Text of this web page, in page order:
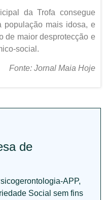
da Trofa consegue
população mais idosa, e
de maior desprotecção e
social.
Fonte: Jornal Maia Hoje
de
APP,
Social sem fins